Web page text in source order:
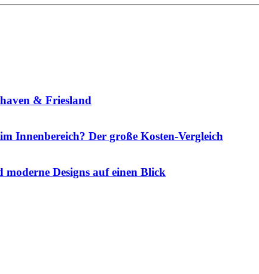
& Friesland
Innenbereich? Der große Kosten-Vergleich
Designs auf einen Blick